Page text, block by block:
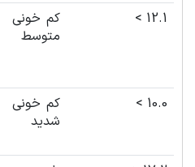
12.1 >
کم خونی
متوسط
10.0 >
کم خونی
شدید